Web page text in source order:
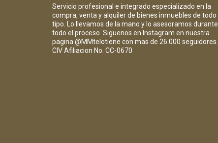
Servicio profesional e integrado especializado en la
compra, venta y alquiler de bienes inmuebles de todo
tipo. Lo llevamos de la mano y lo asesoramos durante
todo el proceso. Siguenos en Instagram en nuestra
pagina @MMtelotiene con mas de 26.000 seguidores.
CIV Afiliacion No. CC-0670